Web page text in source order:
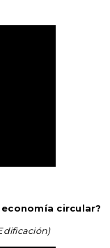
circular?